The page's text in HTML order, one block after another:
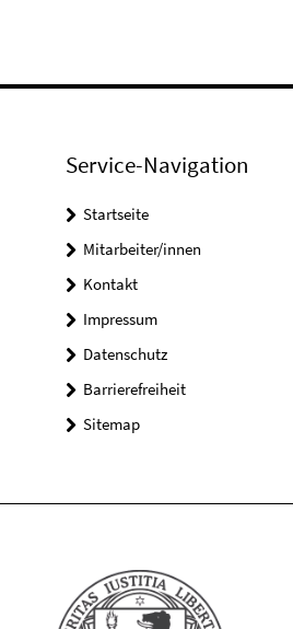
Service-Navigation
Startseite
Mitarbeiter/innen
Kontakt
Impressum
Datenschutz
Barrierefreiheit
Sitemap